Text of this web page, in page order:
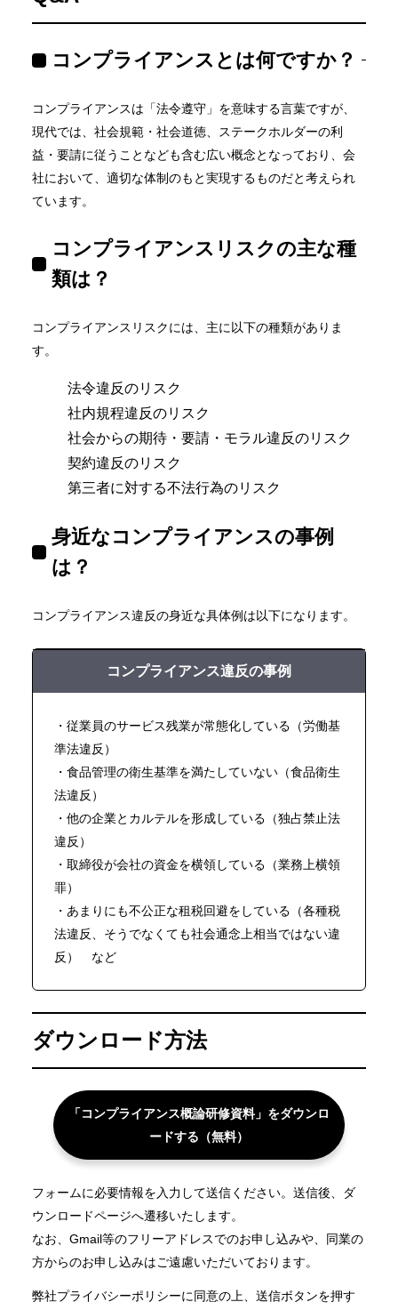
コンプライアンスとは何ですか？
コンプライアンスは「法令遵守」を意味する言葉ですが、
現代では、社会規範・社会道徳、ステークホルダーの利
益・要請に従うことなども含む広い概念となっており、会
社において、適切な体制のもと実現するものだと考えられ
ています。
コンプライアンスリスクの主な種
類は？
コンプライアンスリスクには、主に以下の種類がありま
す。
法令違反のリスク
社内規程違反のリスク
社会からの期待・要請・モラル違反のリスク
契約違反のリスク
第三者に対する不法行為のリスク
身近なコンプライアンスの事例
は？
コンプライアンス違反の身近な具体例は以下になります。
コンプライアンス違反の事例
・従業員のサービス残業が常態化している（労働基
準法違反）
・食品管理の衛生基準を満たしていない（食品衛生
法違反）
・他の企業とカルテルを形成している（独占禁止法
違反）
・取締役が会社の資金を横領している（業務上横領
罪）
・あまりにも不公正な租税回避をしている（各種税
法違反、そうでなくても社会通念上相当ではない違
反） など
ダウンロード方法
「コンプライアンス概論研修資料」をダウンロ
ードする（無料）
フォームに必要情報を入力して送信ください。送信後、ダ
ウンロードページへ遷移いたします。
なお、Gmail等のフリーアドレスでのお申し込みや、同業の
方からのお申し込みはご遠慮いただいております。
弊社プライバシーポリシーに同意の上、送信ボタンを押す